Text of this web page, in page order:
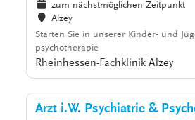
zum nächstmöglichen Zeitpunkt
Alzey
Starten Sie in unserer Kinder- und
psychotherapie
Rheinhessen-Fachklinik Alzey
Arzt i.W. Psychiatrie &